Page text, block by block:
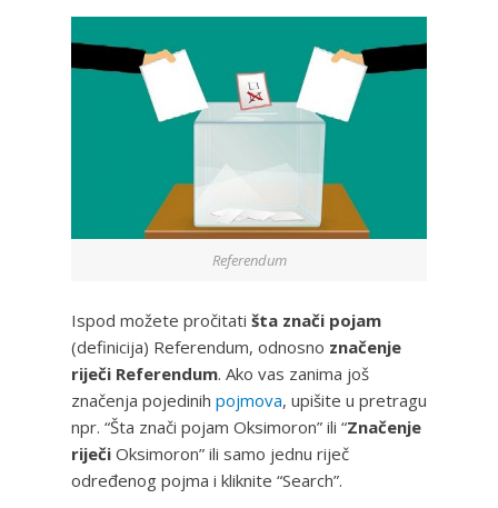
Referendum
Ispod možete pročitati šta znači pojam
(definicija) Referendum, odnosno značenje
riječi Referendum. Ako vas zanima još
značenja pojedinih pojmova, upišite u pretragu
npr. “Šta znači pojam Oksimoron” ili “Značenje
riječi Oksimoron” ili samo jednu riječ
određenog pojma i kliknite “Search”.